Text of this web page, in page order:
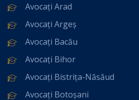
Avocați Arad
Avocați Argeș
Avocați Bacău
Avocați Bihor
Avocați Bistrița-Năsăud
Avocați Botoșani